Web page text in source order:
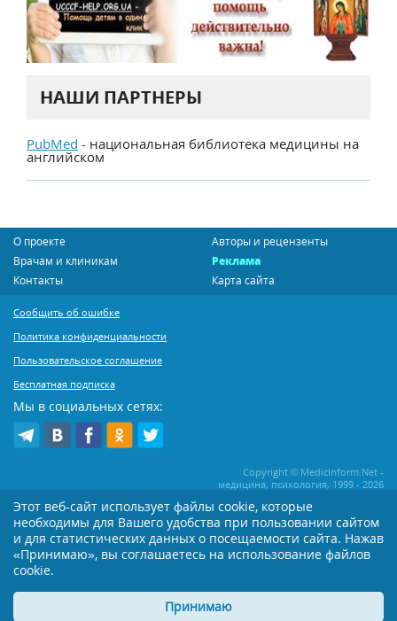
НАШИ ПАРТНЕРЫ
PubMed - национальная библиотека медицины на
английском
О проекте
Авторы и рецензенты
Врачам и клиникам
Реклама
Контакты
Карта сайта
Сообщить об ошибке
Политика конфиденциальности
Пользовательское соглашение
Бесплатная подписка
Мы в социальных сетях:
Copyright © MedicInform.Net -
медицина, психология, 1999 - 2026
Копирование или иное распространение статей нашего сайта строго
воспрещается. Копирование раздела "Новости" допускается при наличии
активной открытой для поисковиков ссылки на MedicInform.Net
Материалы на сайте представлены в справочных целях. Редакция не всегда
применением тех или иных рекомендаций настоятельно рекомендуется
посоветоваться с Вашим лечащим врачом!
Этот веб-сайт использует файлы cookie, которые
необходимы для Вашего удобства при пользовании сайтом
и для статистических данных о посещаемости сайта. Нажав
«Принимаю», вы соглашаетесь на использование файлов
cookie.
Принимаю